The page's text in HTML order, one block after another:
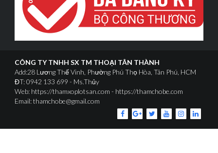
CÔNG TY TNHH SX TM THOẠI TÂN THÀNH
Add:28 Lương Thế Vinh, Phường Phú Thọ Hòa, Tân Phú, HCM
ĐT: 0942 133 699 - Ms.Thủy
Web: https://thamxoplotsan.com - https://thamchobe.com
Email: thamchobe@gmail.com